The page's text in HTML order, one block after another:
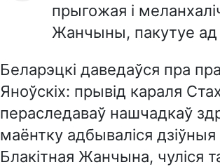
прыгожая і
Жанчыны, пакутуе ад
Беларэцкі даведаўся пра
Яноўскіх: прывід караля
пераследаваў нашчадкаў
маёнтку адбываліся
Блакітная Жанчына, чуліся